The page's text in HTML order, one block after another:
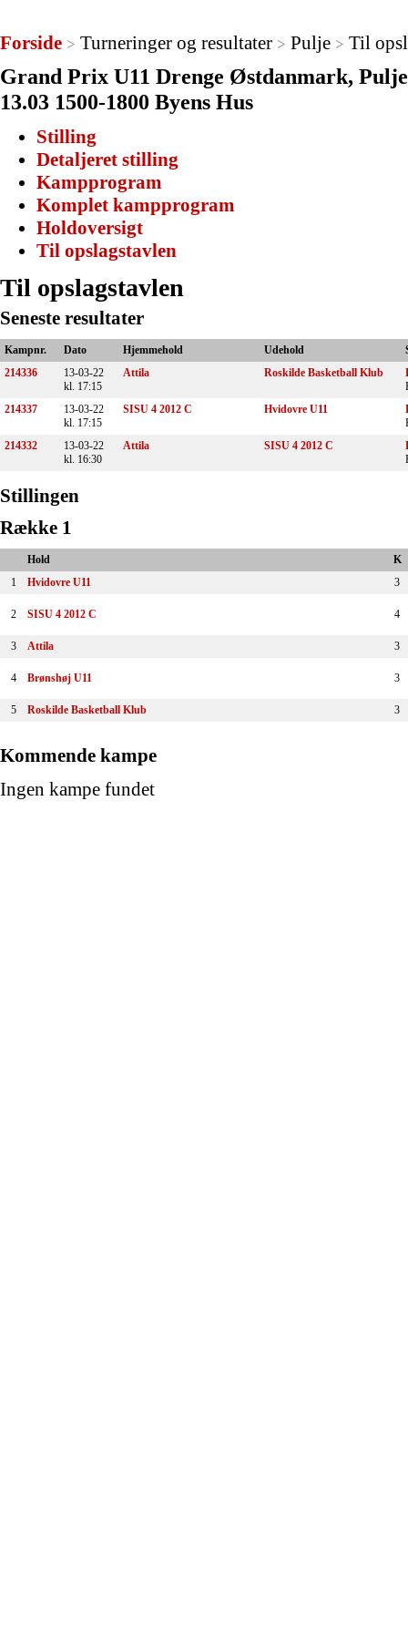
Forside > Turneringer og resultater > Pulje > Til
Grand Prix U11 Drenge Østdanmark,
13.03 1500-1800 Byens Hus
Stilling
Detaljeret stilling
Kampprogram
Komplet kampprogram
Holdoversigt
Til opslagstavlen
Til opslagstavlen
Seneste resultater
Kampnr. Dato Hjemmehold Udehold
214336
13-03-22
kl. 17:15
Attila Roskilde Basketball Klub
214337
13-03-22
kl. 17:15
SISU 4 2012 C Hvidovre U11
214332
13-03-22
kl. 16:30
Attila SISU 4 2012 C
Stillingen
Række 1
Hold
K
1
Hvidovre U11 3
2 SISU 4 2012 C 4
3 Attila 3
4 Brønshøj U11 3
5 Roskilde Basketball Klub 3
Kommende kampe
Ingen kampe fundet